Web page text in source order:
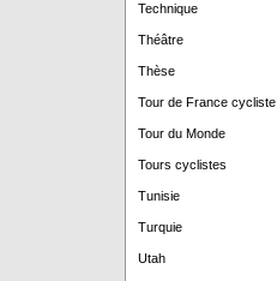
Technique
Théâtre
Thèse
Tour de France cycliste
Tour du Monde
Tours cyclistes
Tunisie
Turquie
Utah